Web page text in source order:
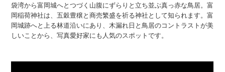
袋湾から富岡城へとつづく山腹にずらりと立ち並ぶ真っ赤な鳥居。富
岡稲荷神社は、五穀豊穣と商売繁盛を祈る神社として知られます。富
岡城跡へと上る林道沿いにあり、木漏れ日と鳥居のコントラストが美
しいことから、写真愛好家にも人気のスポットです。